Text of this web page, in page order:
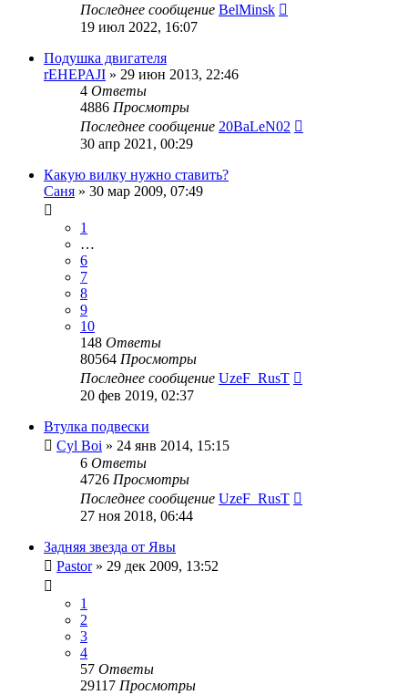
Последнее сообщение BelMinsk
19 июл 2022, 16:07
Подушка двигателя
rEHEPAJI » 29 июн 2013, 22:46
4 Ответы
4886 Просмотры
Последнее сообщение 20BaLeN02
30 апр 2021, 00:29
Какую вилку нужно ставить?
Саня » 30 мар 2009, 07:49
1
…
6
7
8
9
10
148 Ответы
80564 Просмотры
Последнее сообщение UzeF_RusT
20 фев 2019, 02:37
Втулка подвески
Cyl Boi » 24 янв 2014, 15:15
6 Ответы
4726 Просмотры
Последнее сообщение UzeF_RusT
27 ноя 2018, 06:44
Задняя звезда от Явы
Pastor» 29 дек 2009, 13:52
1
2
3
4
57 Ответы
29117 Просмотры